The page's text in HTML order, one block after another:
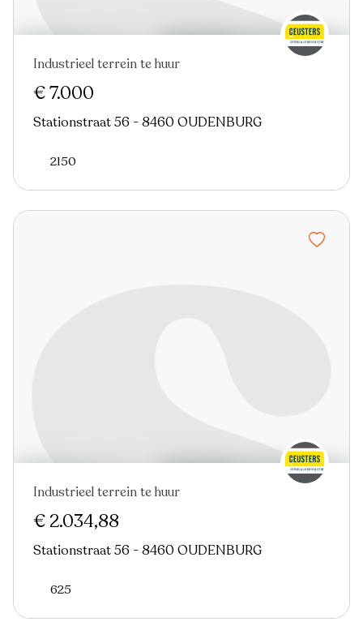
Industrieel terrein te huur
€ 7.000
Stationstraat 56 - 8460 OUDENBURG
2150
Industrieel terrein te huur
€ 2.034,88
Stationstraat 56 - 8460 OUDENBURG
625